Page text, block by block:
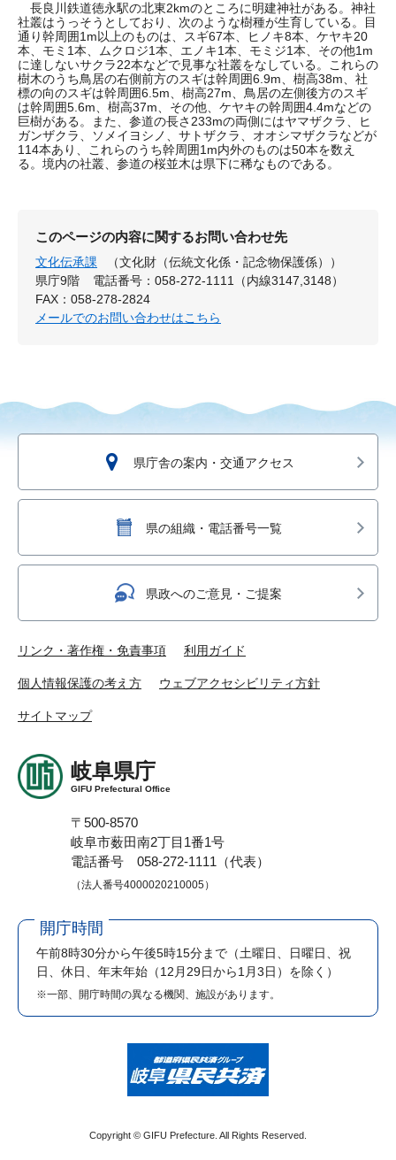
長良川鉄道徳永駅の北東2kmのところに明建神社がある。神社
社叢はうっそうとしており、次のような樹種が生育している。目
通り幹周囲1m以上のものは、スギ67本、ヒノキ8本、ケヤキ20
本、モミ1本、ムクロジ1本、エノキ1本、モミジ1本、その他1m
に達しないサクラ22本などで見事な社叢をなしている。これらの
樹木のうち鳥居の右側前方のスギは幹周囲6.9m、樹高38m、社
標の向のスギは幹周囲6.5m、樹高27m、鳥居の左側後方のスギ
は幹周囲5.6m、樹高37m、その他、ケヤキの幹周囲4.4mなどの
巨樹がある。また、参道の長さ233mの両側にはヤマザクラ、ヒ
ガンザクラ、ソメイヨシノ、サトザクラ、オオシマザクラなどが
114本あり、これらのうち幹周囲1m内外のものは50本を数え
る。境内の社叢、参道の桜並木は県下に稀なものである。
このページの内容に関するお問い合わせ先
文化伝承課
（文化財（伝統文化係・記念物保護係））
県庁9階
電話番号：058-272-1111（内線3147,3148）
FAX：058-278-2824
メールでのお問い合わせはこちら
県庁舎の案内・交通アクセス
県の組織・電話番号一覧
県政へのご意見・ご提案
リンク・著作権・免責事項 利用ガイド
個人情報保護の考え方 ウェブアクセシビリティ方針
サイトマップ
岐阜県庁
GIFU Prefectural Office
〒500-8570
岐阜市薮田南2丁目1番1号
電話番号 058-272-1111（代表）
（法人番号4000020210005）
開庁時間
午前8時30分から午後5時15分まで （土曜日、日曜日、祝
日、休日、年末年始（12月29日から1月3日）を除く）
※一部、開庁時間の異なる機関、施設があります。
Copyright © GIFU Prefecture. All Rights Reserved.